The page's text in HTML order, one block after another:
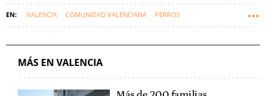
VALENCIA COMUNIDAD VALENCIANA PERROS
MÁS EN VALENCIA